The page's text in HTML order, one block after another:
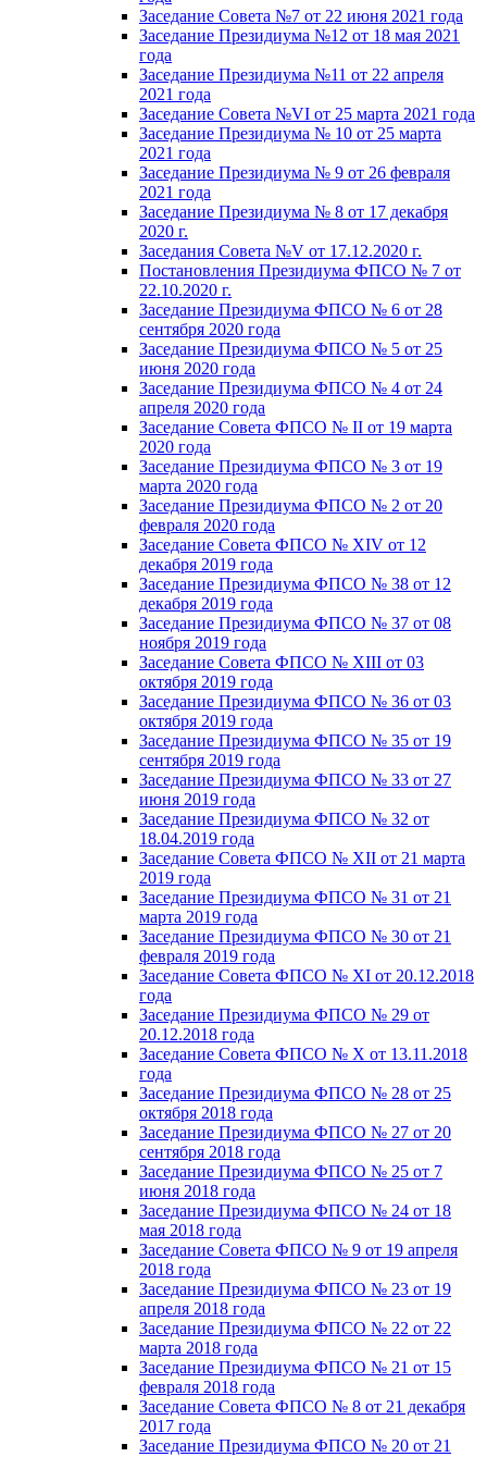
Заседание Совета №7 от 22 июня 2021 года
Заседание Президиума №12 от 18 мая 2021
года
Заседание Президиума №11 от 22 апреля
2021 года
Заседание Совета №VI от 25 марта 2021 года
Заседание Президиума № 10 от 25 марта
2021 года
Заседание Президиума № 9 от 26 февраля
2021 года
Заседание Президиума № 8 от 17 декабря
2020 г.
Заседания Совета №V от 17.12.2020 г.
Постановления Президиума ФПСО № 7 от
22.10.2020 г.
Заседание Президиума ФПСО № 6 от 28
сентября 2020 года
Заседание Президиума ФПСО № 5 от 25
июня 2020 года
Заседание Президиума ФПСО № 4 от 24
апреля 2020 года
Заседание Совета ФПСО № II от 19 марта
2020 года
Заседание Президиума ФПСО № 3 от 19
марта 2020 года
Заседание Президиума ФПСО № 2 от 20
февраля 2020 года
Заседание Совета ФПСО № XIV от 12
декабря 2019 года
Заседание Президиума ФПСО № 38 от 12
декабря 2019 года
Заседание Президиума ФПСО № 37 от 08
ноября 2019 года
Заседание Совета ФПСО № XIII от 03
октября 2019 года
Заседание Президиума ФПСО № 36 от 03
октября 2019 года
Заседание Президиума ФПСО № 35 от 19
сентября 2019 года
Заседание Президиума ФПСО № 33 от 27
июня 2019 года
Заседание Президиума ФПСО № 32 от
18.04.2019 года
Заседание Совета ФПСО № XII от 21 марта
2019 года
Заседание Президиума ФПСО № 31 от 21
марта 2019 года
Заседание Президиума ФПСО № 30 от 21
февраля 2019 года
Заседание Совета ФПСО № XI от 20.12.2018
года
Заседание Президиума ФПСО № 29 от
20.12.2018 года
Заседание Совета ФПСО № X от 13.11.2018
года
Заседание Президиума ФПСО № 28 от 25
октября 2018 года
Заседание Президиума ФПСО № 27 от 20
сентября 2018 года
Заседание Президиума ФПСО № 25 от 7
июня 2018 года
Заседание Президиума ФПСО № 24 от 18
мая 2018 года
Заседание Совета ФПСО № 9 от 19 апреля
2018 года
Заседание Президиума ФПСО № 23 от 19
апреля 2018 года
Заседание Президиума ФПСО № 22 от 22
марта 2018 года
Заседание Президиума ФПСО № 21 от 15
февраля 2018 года
Заседание Совета ФПСО № 8 от 21 декабря
2017 года
Заседание Президиума ФПСО № 20 от 21